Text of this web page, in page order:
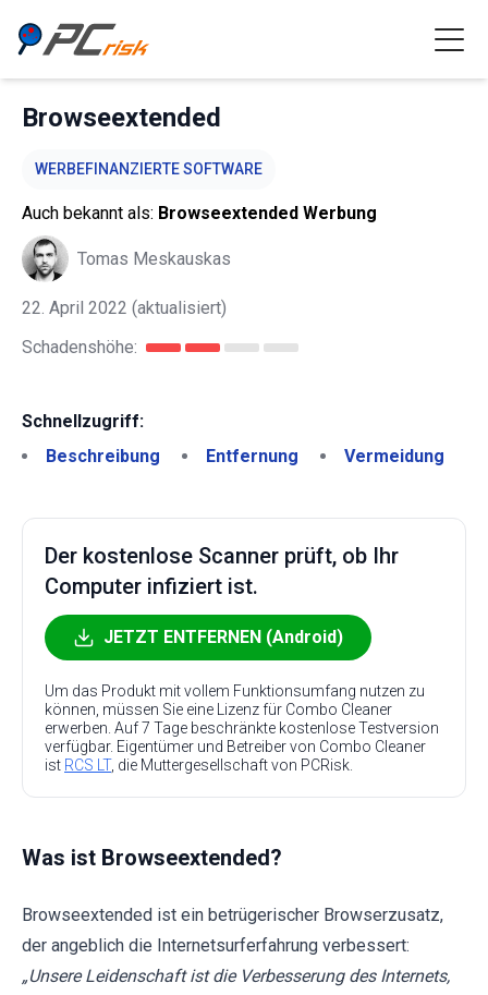
Browseextended
WERBEFINANZIERTE SOFTWARE
Auch bekannt als: Browseextended Werbung
Tomas Meskauskas
22. April 2022 (aktualisiert)
Schadenshöhe:
Schnellzugriff:
Beschreibung
Entfernung Vermeidung
Der kostenlose Scanner prüft, ob Ihr
Computer infiziert ist.
JETZT ENTFERNEN (Android)
Um das Produkt mit vollem Funktionsumfang nutzen zu
können, müssen Sie eine Lizenz für Combo Cleaner
erwerben. Auf 7 Tage beschränkte kostenlose Testversion
verfügbar. Eigentümer und Betreiber von Combo Cleaner
ist RCS LT, die Muttergesellschaft von PCRisk.
Was ist Browseextended?
Browseextended ist ein betrügerischer Browserzusatz,
der angeblich die Internetsurferfahrung verbessert:
„Unsere Leidenschaft ist die Verbesserung des Internets,